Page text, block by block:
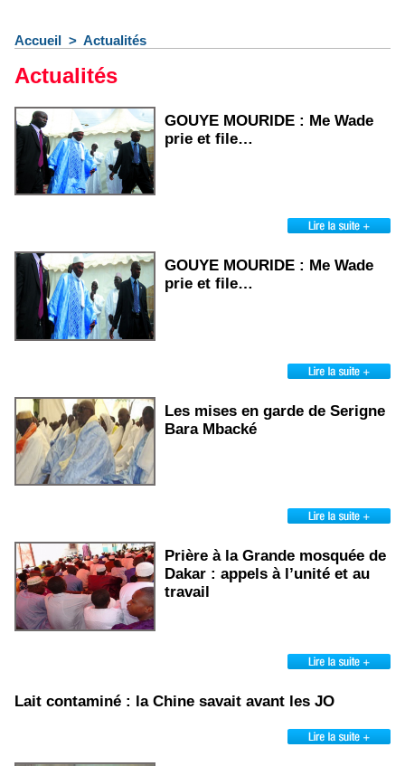
Accueil > Actualités
Actualités
GOUYE MOURIDE : Me Wade
prie et file…
GOUYE MOURIDE : Me Wade
prie et file…
Les mises en garde de Serigne
Bara Mbacké
Prière à la Grande mosquée de
Dakar : appels à l’unité et au
travail
Lait contaminé : la Chine savait avant les JO